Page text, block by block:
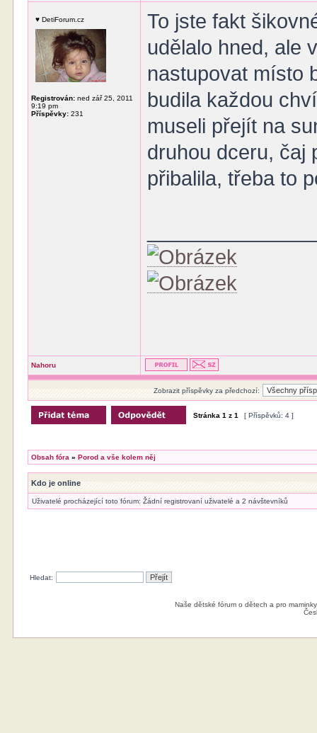
♥ DetiForum.cz
Registrován: ned zář 25, 2011
9:19 pm
Příspěvky: 231
To jste fakt
udělalo hned, ale
nastupovat místo
budila každou
museli přejít na
druhou dceru, čaj
přibalila, třeba to
Nahoru
Zobrazit příspěvky za předchozí:
Stránka1 z1 [ Příspěvků: 4 ]
Obsah fóra »Porod a vše kolem něj
Kdo je online
Uživatelé procházející toto fórum: Žádní registrovaní uživatelé a 2 návštevníků
Hledat:
Naše dětské fórum o dětech a pro